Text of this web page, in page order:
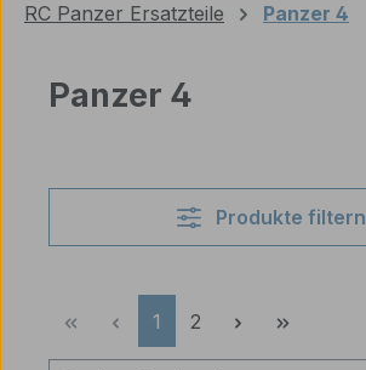
RC Panzer Ersatzteile Panzer 4
Panzer 4
Produkte filtern
Seite
1 Seite
2